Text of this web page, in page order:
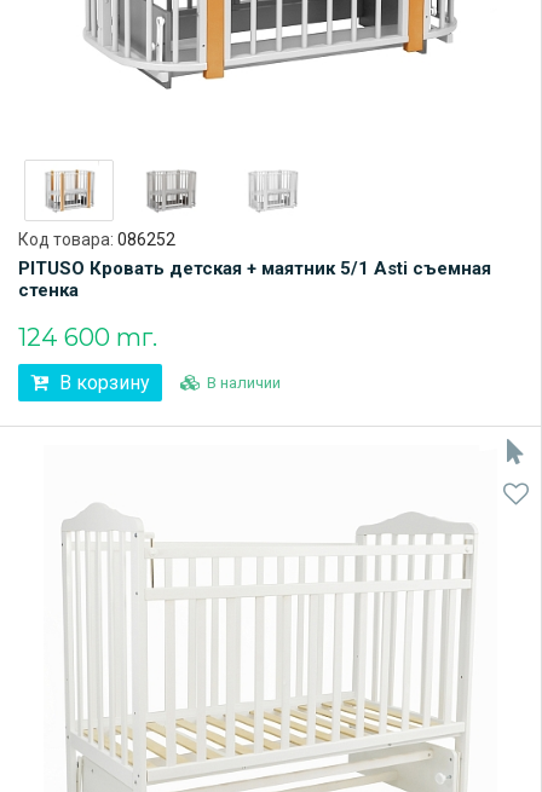
Код товара: 086252
PITUSO Кровать детская + маятник 5/1 Asti съемная
стенка
124 600 тг.
В корзину В наличии